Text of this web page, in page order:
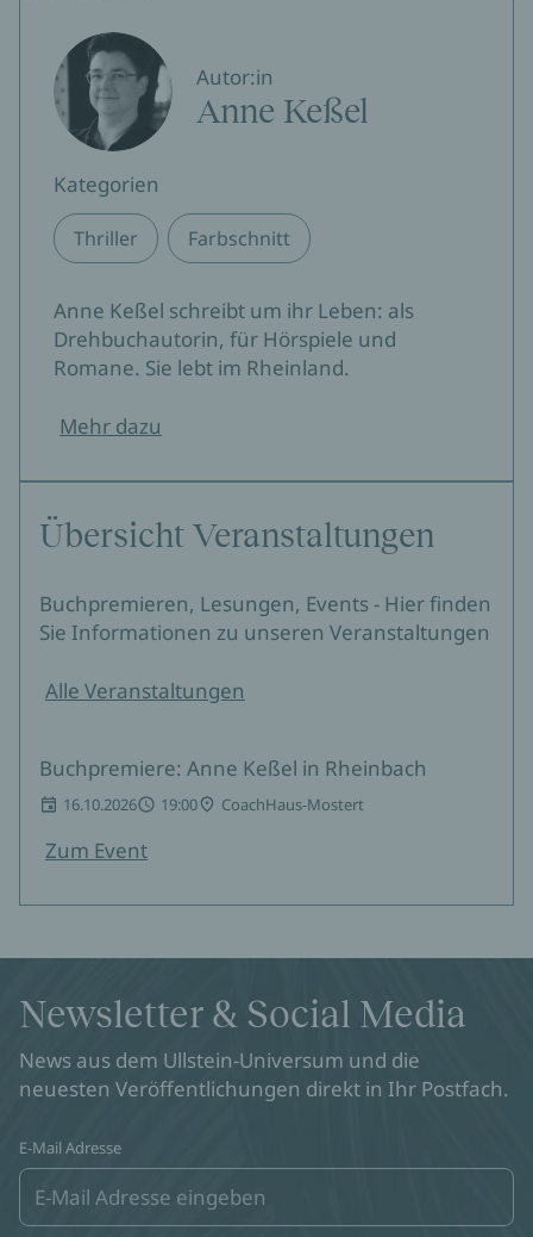
Autor:in
Anne Keßel
Kategorien
Thriller Farbschnitt
Anne Keßel schreibt um ihr Leben: als
Drehbuchautorin, für Hörspiele und
Romane. Sie lebt im Rheinland.
Mehr dazu
Übersicht Veranstaltungen
Buchpremieren, Lesungen, Events - Hier finden
Sie Informationen zu unseren Veranstaltungen
Alle Veranstaltungen
Buchpremiere: Anne Keßel in Rheinbach
16.10.2026 19:00 CoachHaus-Mostert
Zum Event
Newsletter & Social Media
News aus dem Ullstein-Universum und die
neuesten Veröffentlichungen direkt in Ihr Postfach.
E-Mail Adresse